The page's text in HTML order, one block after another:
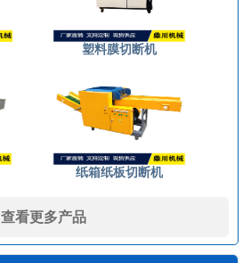
塑料膜切断机
纸箱纸板切断机
查看更多产品